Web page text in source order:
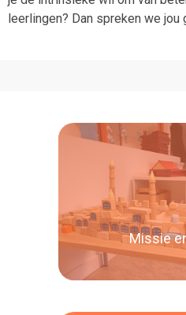
leerlingen? Dan spreken we jou
Missie